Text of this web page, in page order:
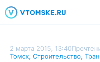
2 марта 2015, 13:40
Томск, Строительство,